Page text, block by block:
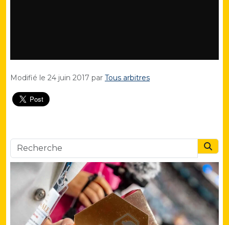
Modifié le 24 juin 2017 par Tous arbitres